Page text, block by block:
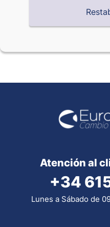
Atención al
+34
Lunes a Sábado de